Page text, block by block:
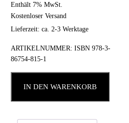
Enthält 7% MwSt.
Kostenloser Versand
Lieferzeit: ca. 2-3 Werktage
ARTIKELNUMMER:ISBN 978-3-
86754-815-1
IN DEN WARENKORB